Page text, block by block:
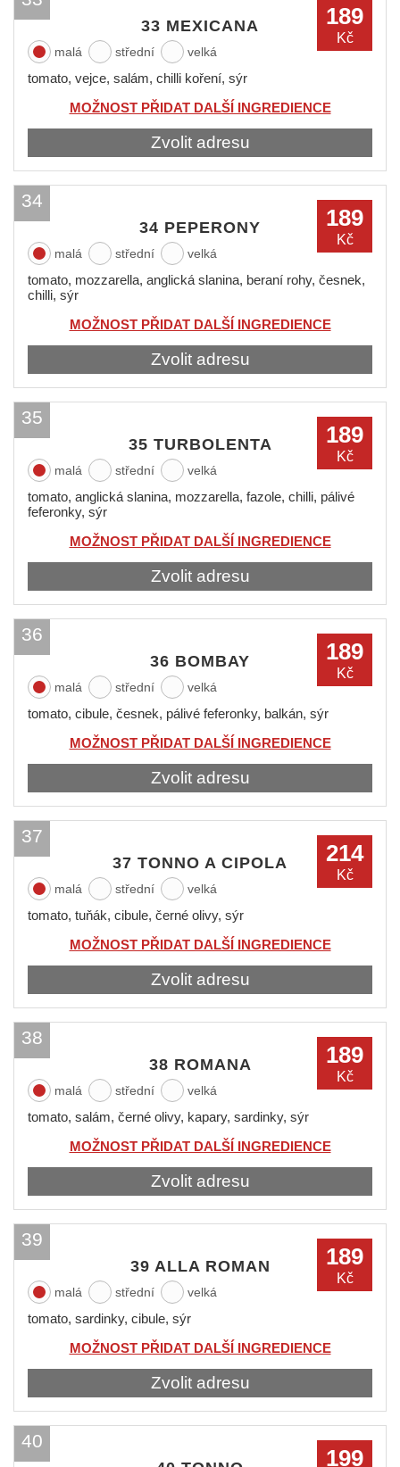
189
Kč
33 MEXICANA
malá střední velká
tomato, vejce, salám, chilli koření, sýr
MOŽNOST PŘIDAT DALŠÍ INGREDIENCE
Zvolit adresu
189
Kč
34 PEPERONY
malá střední velká
tomato, mozzarella, anglická slanina, beraní rohy, česnek,
chilli, sýr
MOŽNOST PŘIDAT DALŠÍ INGREDIENCE
Zvolit adresu
34
189
Kč
35 TURBOLENTA
malá střední velká
tomato, anglická slanina, mozzarella, fazole, chilli, pálivé
feferonky, sýr
MOŽNOST PŘIDAT DALŠÍ INGREDIENCE
Zvolit adresu
35
189
Kč
36 BOMBAY
malá střední velká
tomato, cibule, česnek, pálivé feferonky, balkán, sýr
MOŽNOST PŘIDAT DALŠÍ INGREDIENCE
Zvolit adresu
36
214
Kč
37 TONNO A CIPOLA
malá střední velká
tomato, tuňák, cibule, černé olivy, sýr
MOŽNOST PŘIDAT DALŠÍ INGREDIENCE
Zvolit adresu
37
189
Kč
38 ROMANA
malá střední velká
tomato, salám, černé olivy, kapary, sardinky, sýr
MOŽNOST PŘIDAT DALŠÍ INGREDIENCE
Zvolit adresu
38
189
Kč
39 ALLA ROMAN
malá střední velká
tomato, sardinky, cibule, sýr
MOŽNOST PŘIDAT DALŠÍ INGREDIENCE
Zvolit adresu
39
199
40